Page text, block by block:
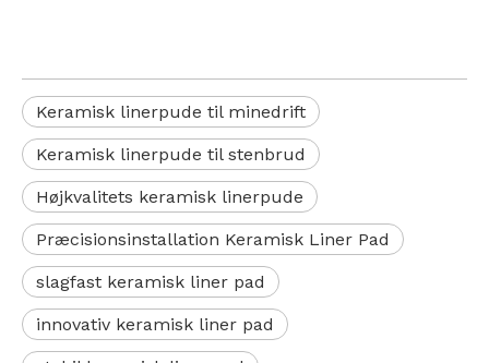
Keramisk linerpude til minedrift
Keramisk linerpude til stenbrud
Højkvalitets keramisk linerpude
Præcisionsinstallation Keramisk Liner Pad
slagfast keramisk liner pad
innovativ keramisk liner pad